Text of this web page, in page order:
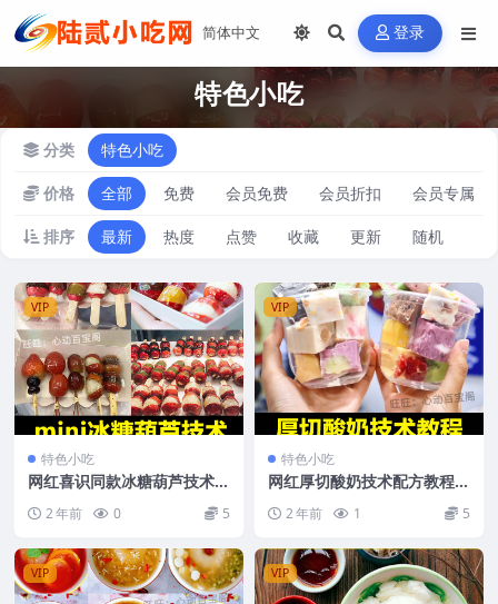
登录
特色小吃
分类 特色小吃
价格 全部 免费 会员免费 会员折扣 会员专属
排序 最新 热度 点赞 收藏 更新 随机
VIP
特色小吃
网红喜识同款冰糖葫芦技术教
程不化糖小串冰糖葫芦配方视
频教学
2 年前 0 5
VIP
特色小吃
网红厚切酸奶技术配方教程炒
酸奶小吃制作技术教程摆摊创
业夜市
2 年前 1 5
VIP VIP